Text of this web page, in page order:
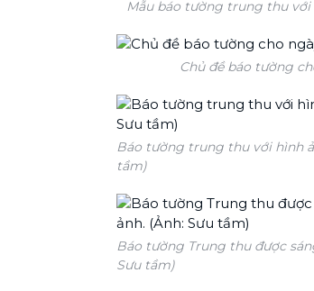
Mẫu báo tường trung thu với
Chủ đề báo tường
Báo tường trung thu với hình
tầm)
Báo tường Trung thu được
Sưu tầm)